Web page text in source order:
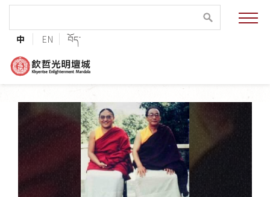
中 EN བོད་
緣起與願景
法王與上師的祝福
護持協會